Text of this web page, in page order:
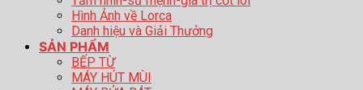
Hình Ảnh về Lorca
Danh hiệu và Giải Thưởng
SẢN PHẨM
BẾP TỪ
MÁY HÚT MÙI